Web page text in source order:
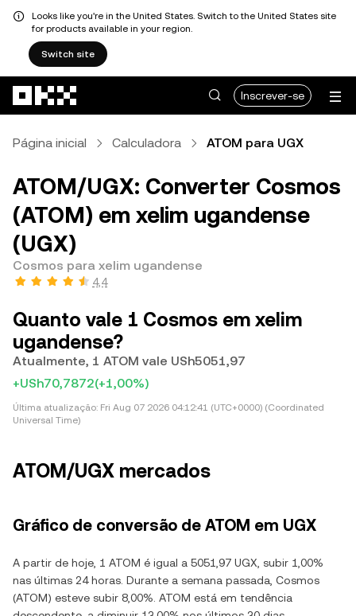
Looks like you're in the United States. Switch to the United States site
for products available in your region.
Switch site
Inscrever-se
Página inicial Calculadora ATOM para UGX
ATOM/UGX: Converter Cosmos
(ATOM) em xelim ugandense
(UGX)
Cosmos para xelim ugandense
4,4
Quanto vale 1 Cosmos em xelim
ugandense?
Atualmente, 1 ATOM vale USh5051,97
+USh70,7872(+1,00%)
Última atualização: Fri Aug 07 2026 04:12:41 (UTC+0000) (Coordinated
Universal Time)
ATOM/UGX mercados
Gráfico de conversão de ATOM em UGX
A partir de hoje, 1 ATOM é igual a 5051,97 UGX, subir 1,00%
nas últimas 24 horas. Durante a semana passada, Cosmos
(ATOM) esteve subir 8,00%. ATOM está em tendência